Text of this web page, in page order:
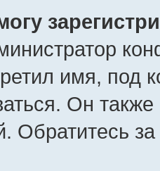
имя, под
Он
Обратитесь